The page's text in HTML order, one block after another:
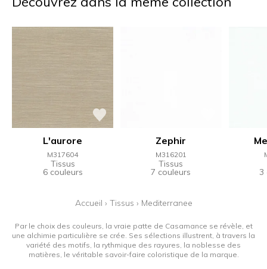
L'aurore
M317604
Tissus
6 couleurs
Zephir
M316201
Tissus
7 couleurs 3
Accueil › Tissus › Mediterranee
Par le choix des couleurs, la vraie patte de Casamance se révèle, et
une alchimie particulière se crée. Ses sélections illustrent, à travers la
variété des motifs, la rythmique des rayures, la noblesse des
matières, le véritable savoir-faire coloristique de la marque.